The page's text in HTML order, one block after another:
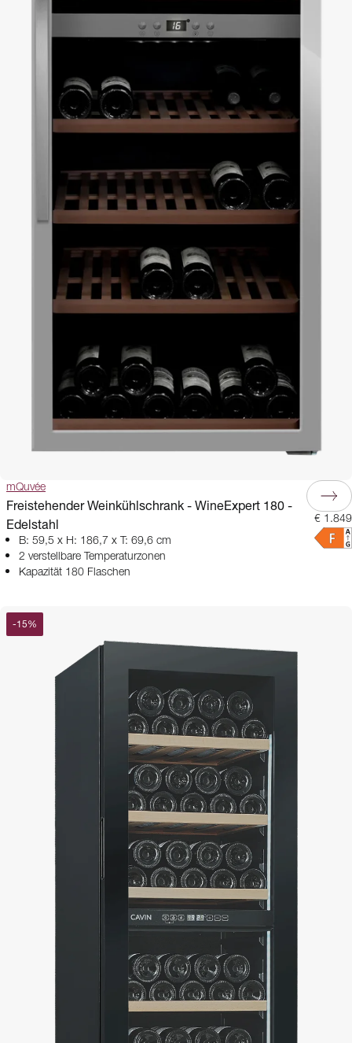
mQuvée
Freistehender Weinkühlschrank - WineExpert 180 -
Edelstahl
B: 59,5 x H: 186,7 x T: 69,6 cm
2 verstellbare Temperaturzonen
Kapazität 180 Flaschen
€ 1.849
-15%